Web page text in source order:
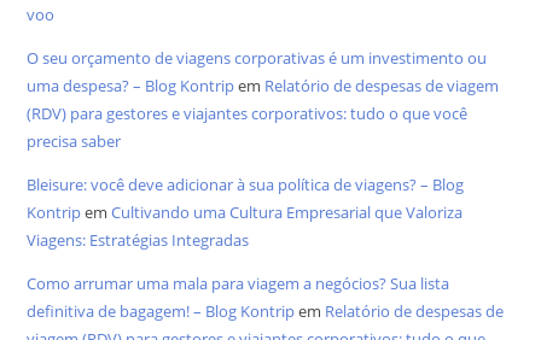
voo
O seu orçamento de viagens corporativas é um investimento ou
uma despesa? – Blog Kontripem Relatório de despesas de viagem
(RDV) para gestores e viajantes corporativos: tudo o que você
precisa saber
Bleisure: você deve adicionar à sua política de viagens? – Blog
KontripemCultivando uma Cultura Empresarial que Valoriza
Viagens: Estratégias Integradas
Como arrumar uma mala para viagem a negócios? Sua lista
definitiva de bagagem! – Blog Kontripem Relatório de despesas de